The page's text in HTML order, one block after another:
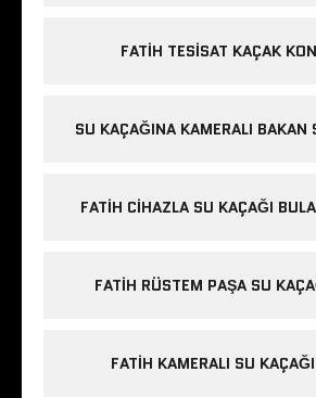
FATIH TESISAT KAÇAK
SU KAÇAĞINA KAMERALI BAKAN
FATIH CIHAZLA SU KAÇAĞI
FATIH RÜSTEM PAŞA SU
FATIH KAMERALI SU